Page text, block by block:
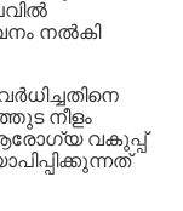
നൽകി
നീളം
ആരോഗ്യ വകുപ്പ്